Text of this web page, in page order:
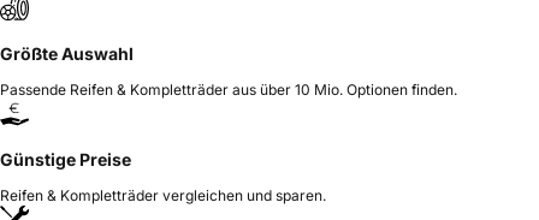
Größte Auswahl
Passende Reifen & Kompletträder aus über 10 Mio. Optionen finden.
Günstige Preise
Reifen & Kompletträder vergleichen und sparen.